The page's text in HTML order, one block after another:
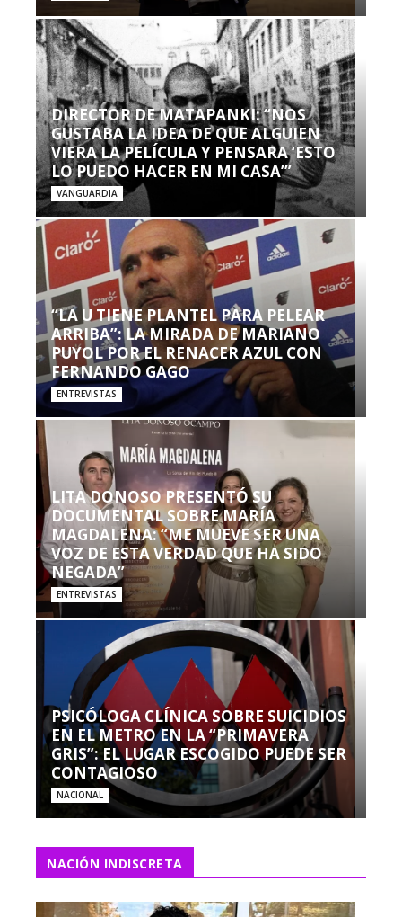
DIRECTOR DE MATAPANKI: “NOS
GUSTABA LA IDEA DE QUE ALGUIEN
VIERA LA PELÍCULA Y PENSARA ‘ESTO
LO PUEDO HACER EN MI CASA’”
VANGUARDIA
“LA U TIENE PLANTEL PARA PELEAR
ARRIBA”: LA MIRADA DE MARIANO
PUYOL POR EL RENACER AZUL CON
FERNANDO GAGO
ENTREVISTAS
LITA DONOSO PRESENTÓ SU
DOCUMENTAL SOBRE MARÍA
MAGDALENA: “ME MUEVE SER UNA
VOZ DE ESTA VERDAD QUE HA SIDO
NEGADA”
ENTREVISTAS
PSICÓLOGA CLÍNICA SOBRE SUICIDIOS
EN EL METRO EN LA “PRIMAVERA
GRIS”: EL LUGAR ESCOGIDO PUEDE SER
CONTAGIOSO
NACIONAL
NACIÓN INDISCRETA